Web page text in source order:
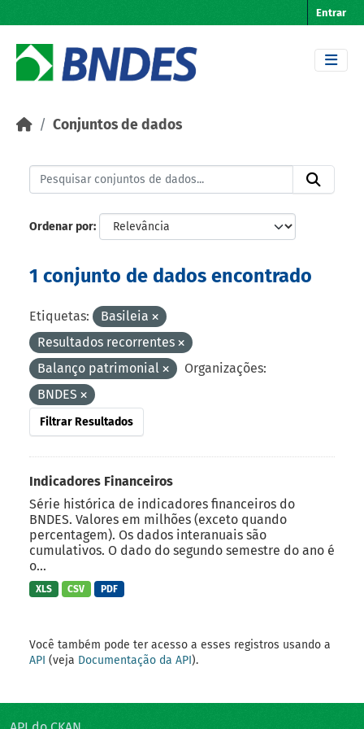
Entrar
Conjuntos de dados
Ordenar por
1 conjunto de dados encontrado
Etiquetas:
Basileia
Resultados recorrentes
Balanço patrimonial
Organizações:
BNDES
Filtrar Resultados
Indicadores Financeiros
Série histórica de indicadores financeiros do
BNDES. Valores em milhões (exceto quando
percentagem). Os dados interanuais são
cumulativos. O dado do segundo semestre do ano é
o...
XLS CSV PDF
Você também pode ter acesso a esses registros usando a
API (veja Documentação da API).